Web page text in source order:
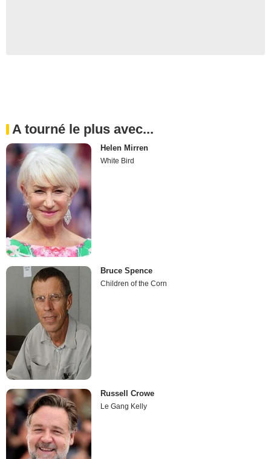
A tourné le plus avec...
Helen Mirren
White Bird
Bruce Spence
Children of the Corn
Russell Crowe
Le Gang Kelly